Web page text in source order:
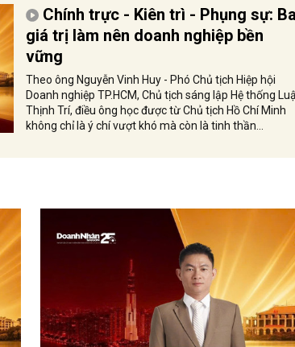
Chính trực - Kiên trì - Phụng sự: Ba
giá trị làm nên doanh nghiệp bền
vững
Theo ông Nguyễn Vinh Huy - Phó Chủ tịch Hiệp hội
Doanh nghiệp TP.HCM, Chủ tịch sáng lập Hệ thống
Thịnh Trí, điều ông học được từ Chủ tịch Hồ Chí Minh
không chỉ là ý chí vượt khó mà còn là tinh thần...